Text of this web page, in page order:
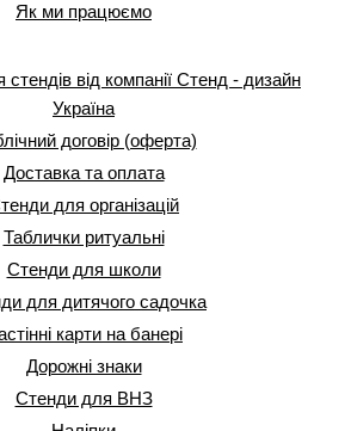
Як ми працюємо
стендів від компанії Стенд - дизайн
Україна
договір (оферта)
Доставка та оплата
для організацій
Таблички ритуальні
Стенди для школи
для дитячого садочка
карти на банері
Дорожні знаки
Стенди для ВНЗ